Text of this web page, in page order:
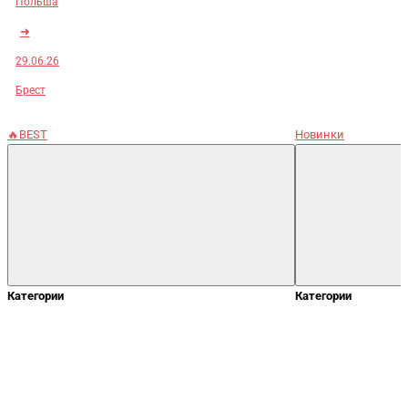
➜
29.06.26
Брест
🔥BEST
Категории
Новинки
Категории